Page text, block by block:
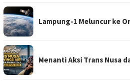
Lampung-1 Meluncur ke
Menanti Aksi Trans Nusa